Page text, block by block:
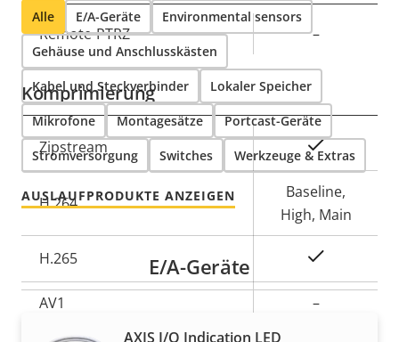
Eigentumsbeschreibung Eigentumswert
Remote-PTRZ –
Komprimierung
Eigentumsbeschreibung Eigentumswert
Zipstream Ja
H.264
Baseline,
High, Main
H.265
AV1 –
Alle E/A-Geräte Environmental sensors
Gehäuse und Anschlusskästen
Kabel und Steckverbinder Lokaler Speicher
Mikrofone Montagesätze Portcast-Geräte
Stromversorgung Switches Werkzeuge & Extras
AUSLAUFPRODUKTE ANZEIGEN
E/A-Geräte
AXIS I/O Indication LED